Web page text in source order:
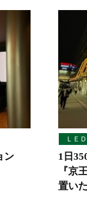
ン
ＬＥ
1日
『京
置い